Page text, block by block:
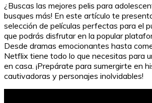
¿Buscas las mejores pelis para
busques más! En este artículo te
selección de películas perfectas para el
que podrás disfrutar en la popular
Desde dramas emocionantes hasta
Netflix tiene todo lo que necesitas para
en casa. ¡Prepárate para sumergirte en
cautivadoras y personajes inolvidables!